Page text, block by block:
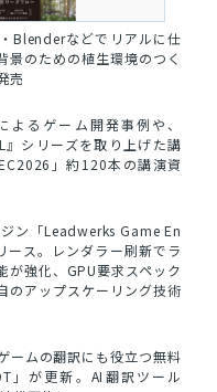
Blenderなどでリアルに仕
景のための植生環境のつく
売
よるゲーム開発事例や、
』シリーズを取り上げた講
」約120本の講演資
ン「Leadwerks Game En
ース。レンダラー刷新でラ
が強化、GPU要求スペック
のアップスケーリング技術
ームの翻訳にも役立つ無料
」が更新。AI翻訳ツール